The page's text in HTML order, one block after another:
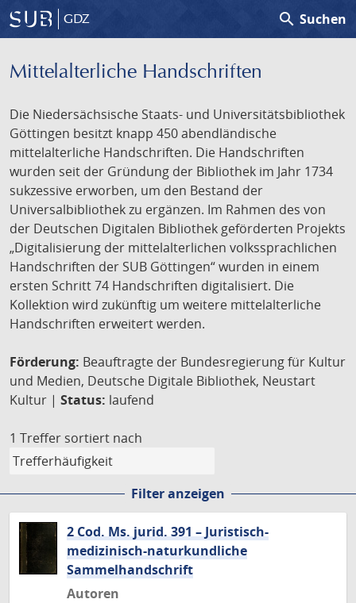
GDZ search Suchen
Mittelalterliche Handschriften
Die Niedersächsische Staats- und Universitätsbibliothek
Göttingen besitzt knapp 450 abendländische
mittelalterliche Handschriften. Die Handschriften
wurden seit der Gründung der Bibliothek im Jahr 1734
sukzessive erworben, um den Bestand der
Universalbibliothek zu ergänzen. Im Rahmen des von
der Deutschen Digitalen Bibliothek geförderten Projekts
„Digitalisierung der mittelalterlichen volkssprachlichen
Handschriften der SUB Göttingen“ wurden in einem
ersten Schritt 74 Handschriften digitalisiert. Die
Kollektion wird zukünftig um weitere mittelalterliche
Handschriften erweitert werden.
Förderung: Beauftragte der Bundesregierung für Kultur
und Medien, Deutsche Digitale Bibliothek, Neustart
Kultur | Status: laufend
1 Treffer sortiert nach
Filter anzeigen
2 Cod. Ms. jurid. 391 – Juristisch-
medizinisch-naturkundliche
Sammelhandschrift
Autoren